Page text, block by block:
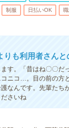
制服 日払いOK
も利用者さんと
す。「昔はね〇〇だ
ニコ…。目の前の方
なんです。先輩たち
さいね